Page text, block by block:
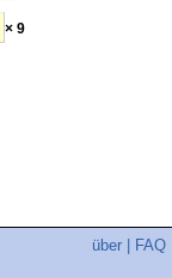
× 9
über FAQ